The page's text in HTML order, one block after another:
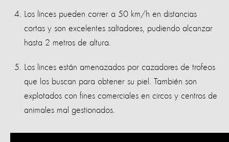
Los linces pueden correr a 50 km/h en distancias
cortas y son excelentes saltadores, pudiendo alcanzar
hasta 2 metros de altura.
Los linces están amenazados por cazadores de trofeos
que los buscan para obtener su piel. También son
explotados con fines comerciales en circos y centros de
animales mal gestionados.